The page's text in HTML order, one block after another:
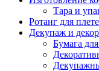
Тара и
Ротанг для
Декупаж и
Бумага